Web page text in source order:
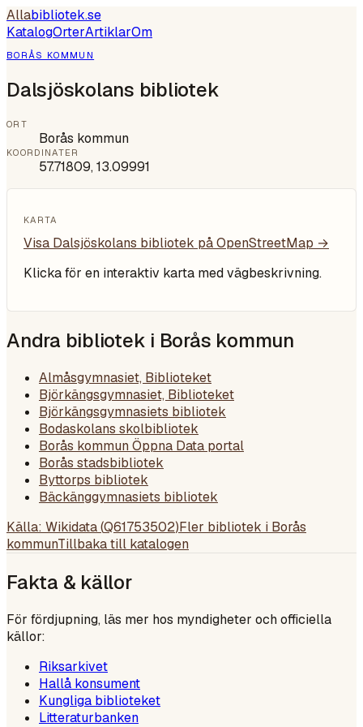
Allabibliotek.se
KatalogOrterArtiklarOm
BORÅS KOMMUN
Dalsjöskolans bibliotek
ORT
Borås kommun
KOORDINATER
57.71809,13.09991
KARTA
Visa Dalsjöskolans bibliotek på OpenStreetMap →
Klicka för en interaktiv karta med vägbeskrivning.
Andra bibliotek i Borås kommun
Almåsgymnasiet, Biblioteket
Björkängsgymnasiet, Biblioteket
Björkängsgymnasiets bibliotek
Bodaskolans skolbibliotek
Borås kommun Öppna Data portal
Borås stadsbibliotek
Byttorps bibliotek
Bäckänggymnasiets bibliotek
Källa: Wikidata (Q61753502)Fler bibliotek i Borås
kommunTillbaka till katalogen
Fakta & källor
För fördjupning, läs mer hos myndigheter och officiella
källor:
Riksarkivet
Hallå konsument
Kungliga biblioteket
Litteraturbanken